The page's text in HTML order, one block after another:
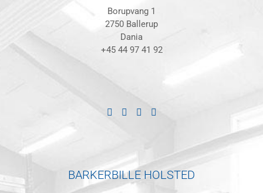
Borupvang 1
2750 Ballerup
Dania
+45 44 97 41 92
BARKERBILLE HOLSTED